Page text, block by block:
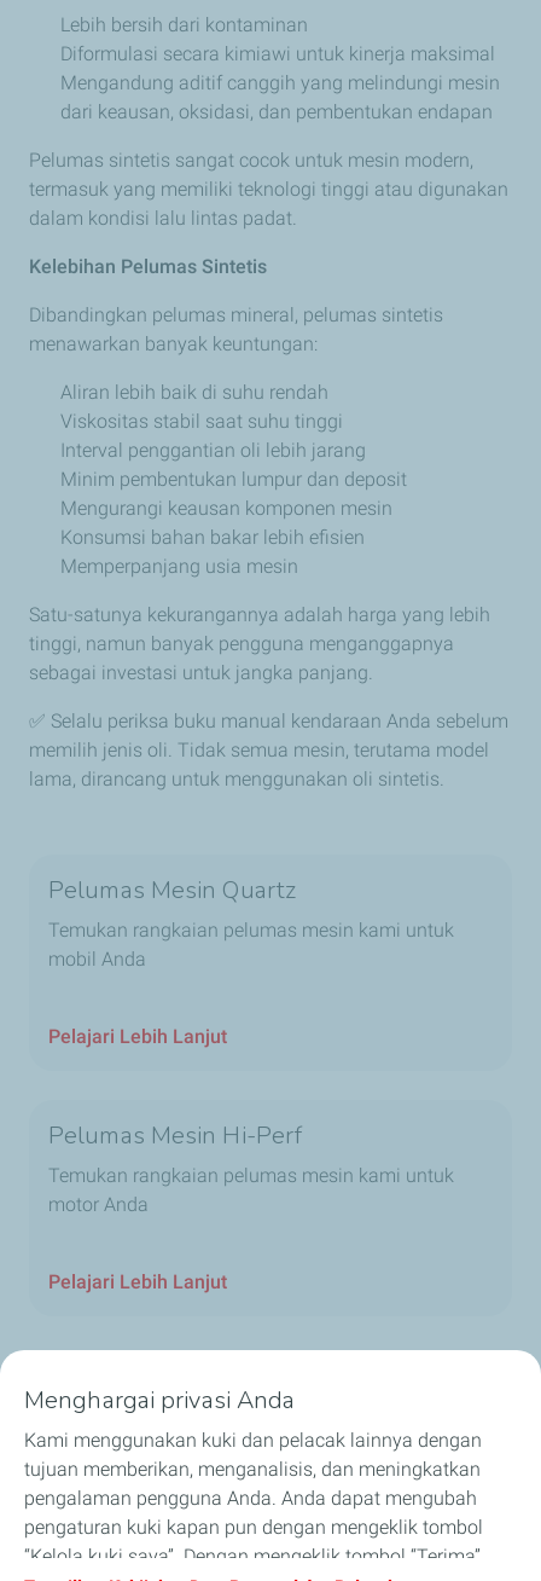
Lebih bersih dari kontaminan
Diformulasi secara kimiawi untuk kinerja maksimal
Mengandung aditif canggih yang melindungi mesin
dari keausan, oksidasi, dan pembentukan endapan
Pelumas sintetis sangat cocok untuk mesin modern,
termasuk yang memiliki teknologi tinggi atau digunakan
dalam kondisi lalu lintas padat.
Kelebihan Pelumas Sintetis
Dibandingkan pelumas mineral, pelumas sintetis
menawarkan banyak keuntungan:
Aliran lebih baik di suhu rendah
Viskositas stabil saat suhu tinggi
Interval penggantian oli lebih jarang
Minim pembentukan lumpur dan deposit
Mengurangi keausan komponen mesin
Konsumsi bahan bakar lebih efisien
Memperpanjang usia mesin
Satu-satunya kekurangannya adalah harga yang lebih
tinggi, namun banyak pengguna menganggapnya
sebagai investasi untuk jangka panjang.
✅ Selalu periksa buku manual kendaraan Anda sebelum
memilih jenis oli. Tidak semua mesin, terutama model
lama, dirancang untuk menggunakan oli sintetis.
Pelumas Mesin Quartz
Temukan rangkaian pelumas mesin kami untuk
mobil Anda
Pelajari Lebih Lanjut
Pelumas Mesin Hi-Perf
Temukan rangkaian pelumas mesin kami untuk
motor Anda
Pelajari Lebih Lanjut
Tentang Kami
Pelumas
Bisnis
Menghargai privasi Anda
Kami menggunakan kuki dan pelacak lainnya dengan
tujuan memberikan, menganalisis, dan meningkatkan
pengalaman pengguna Anda. Anda dapat mengubah
pengaturan kuki kapan pun dengan mengeklik tombol
“Kelola kuki saya”. Dengan mengeklik tombol “Terima”,